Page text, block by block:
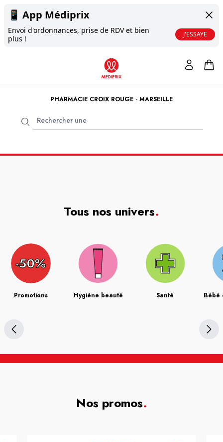
📱 App Médiprix
Envoi d'ordonnances, prise de RDV et bien
plus !
J'ESSAYE
PHARMACIE CROIX ROUGE - MARSEILLE
Tous nos univers.
Promotions Hygiène beauté Santé Bébé
Nos promos.